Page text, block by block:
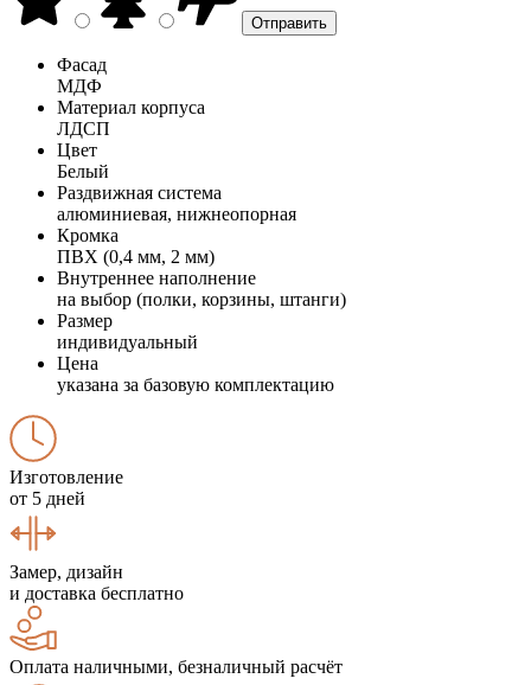
Фасад
МДФ
Материал корпуса
ЛДСП
Цвет
Белый
Раздвижная система
алюминиевая, нижнеопорная
Кромка
ПВХ (0,4 мм, 2 мм)
Внутреннее наполнение
на выбор (полки, корзины, штанги)
Размер
индивидуальный
Цена
указана за базовую комплектацию
Изготовление
от 5 дней
Замер, дизайн
и доставка бесплатно
Оплата наличными, безналичный расчёт